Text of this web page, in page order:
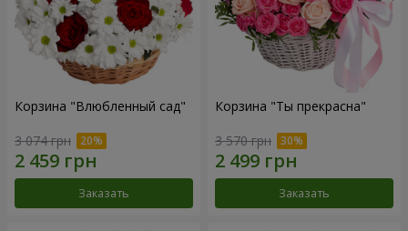
Корзина "Влюбленный сад"
3 074 грн
Заказать
Корзина "Ты прекрасна"
3 570 грн
Заказать